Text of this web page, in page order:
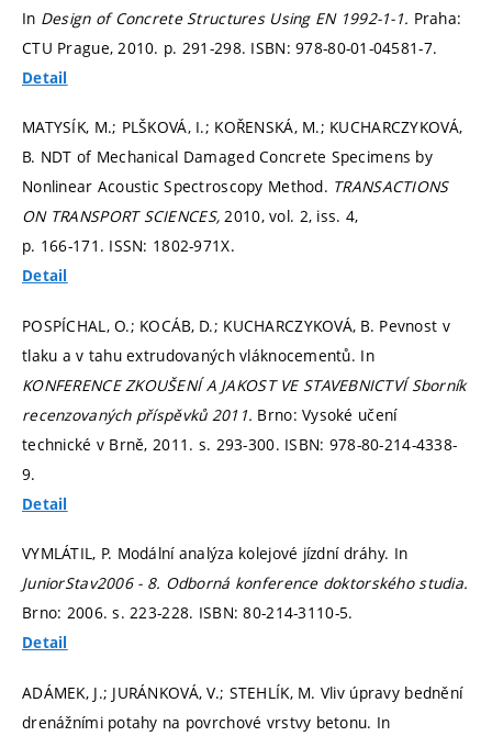
In Design of Concrete Structures Using EN 1992-1-1. Praha:
CTU Prague, 2010. p. 291-298. ISBN: 978-80-01-04581-7.
Detail
MATYSÍK, M.; PLŠKOVÁ, I.; KOŘENSKÁ, M.; KUCHARCZYKOVÁ,
B. NDT of Mechanical Damaged Concrete Specimens by
Nonlinear Acoustic Spectroscopy Method. TRANSACTIONS
ON TRANSPORT SCIENCES,2010, vol. 2, iss. 4,
p. 166-171. ISSN: 1802-971X.
Detail
POSPÍCHAL, O.; KOCÁB, D.; KUCHARCZYKOVÁ, B. Pevnost v
tlaku a v tahu extrudovaných vláknocementů. In
KONFERENCE ZKOUŠENÍ A JAKOST VE STAVEBNICTVÍ Sborník
recenzovaných příspěvků 2011. Brno: Vysoké učení
technické v Brně, 2011. s. 293-300. ISBN: 978-80-214-4338-
9.
Detail
VYMLÁTIL, P. Modální analýza kolejové jízdní dráhy. In
JuniorStav2006 - 8. Odborná konference doktorského studia.
Brno: 2006.s. 223-228. ISBN: 80-214-3110-5.
Detail
ADÁMEK, J.; JURÁNKOVÁ, V.; STEHLÍK, M. Vliv úpravy bednění
drenážními potahy na povrchové vrstvy betonu. In